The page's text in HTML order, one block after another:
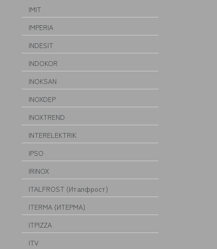
IMIT
IMPERIA
INDESIT
INDOKOR
INOKSAN
INOXDEP
INOXTREND
INTERELEKTRIK
IPSO
IRINOX
ITALFROST (Италфрост)
ITERMA (ИТЕРМА)
ITPIZZA
ITV